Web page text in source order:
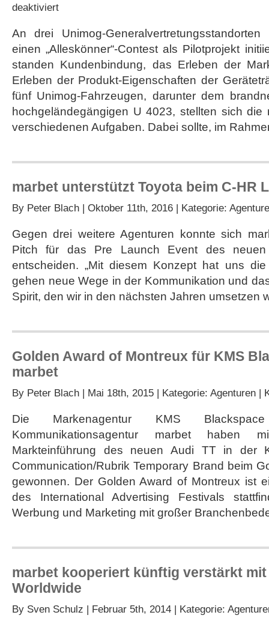
deaktiviertfür
Unimog
Challenge
an
drei
Standorten
An drei Unimog-
einen „Alleskönner“-Contest als Pilotprojekt
standen Kundenbindung, das Erleben der
Erleben der Produkt-Eigenschaften der
fünf Unimog-Fahrzeugen, darunter dem
hochgeländegängigen U 4023, stellten sich die
verschiedenen Aufgaben. Dabei sollte, im
marbet unterstützt Toyota beim C-HR
By Peter Blach | Oktober 11th, 2016 | Kategorie:
Gegen drei weitere Agenturen konnte sich
Pitch für das Pre Launch Event des
entscheiden. „Mit diesem Konzept hat uns
gehen neue Wege in der Kommunikation und
Spirit, den wir in den nächsten Jahren umsetzen
Golden Award of Montreux für KMS
marbet
By Peter Blach | Mai 18th, 2015 | Kategorie: Agenturen |
Die Markenagentur KMS
Kommunikationsagentur marbet
Markteinführung des neuen Audi TT in der
Communication/Rubrik Temporary Brand beim
gewonnen. Der Golden Award of Montreux ist
des International Advertising Festivals
Werbung und Marketing mit großer
marbet kooperiert künftig verstärkt
Worldwide
By Sven Schulz | Februar 5th, 2014 | Kategorie: